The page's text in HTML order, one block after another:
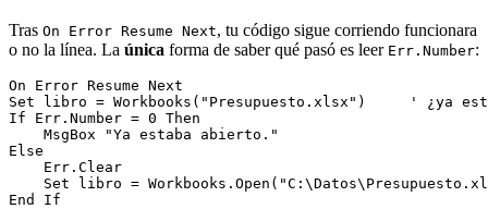
Tras On Error Resume Next, tu código sigue corriendo funcionara
o no la línea. La única forma de saber qué pasó es leer Err.Number:
On Error Resume Next
Set libro = Workbooks("Presupuesto.xlsx")     ' ¿ya
If Err.Number = 0 Then
    MsgBox "Ya estaba abierto."
Else
    Err.Clear
Set libro =
End If